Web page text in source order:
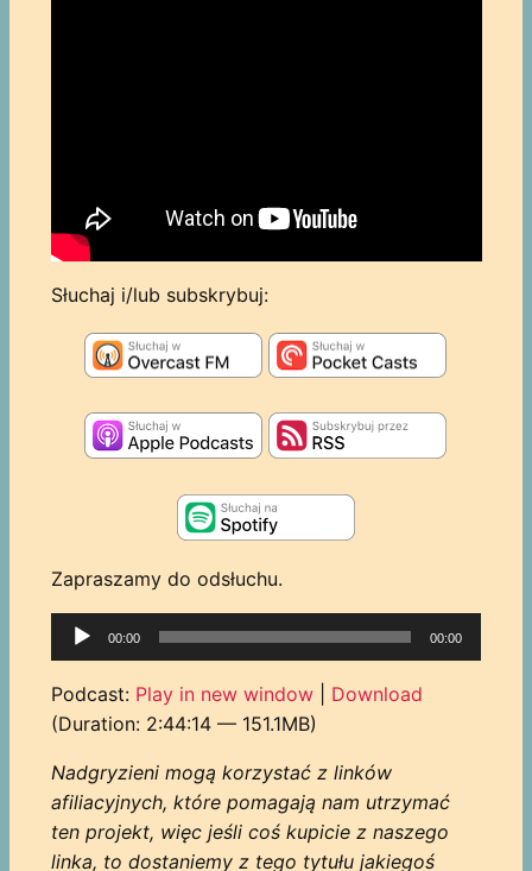
Słuchaj i/lub subskrybuj:
Zapraszamy do odsłuchu.
Odtwarzacz
plików
dźwiękowych
00:00 00:00
Podcast: Play in new window| Download
(Duration: 2:44:14 — 151.1MB)
Nadgryzieni mogą korzystać z linków
afiliacyjnych, które pomagają nam utrzymać
ten projekt, więc jeśli coś kupicie z naszego
linka, to dostaniemy z tego tytułu jakiegoś